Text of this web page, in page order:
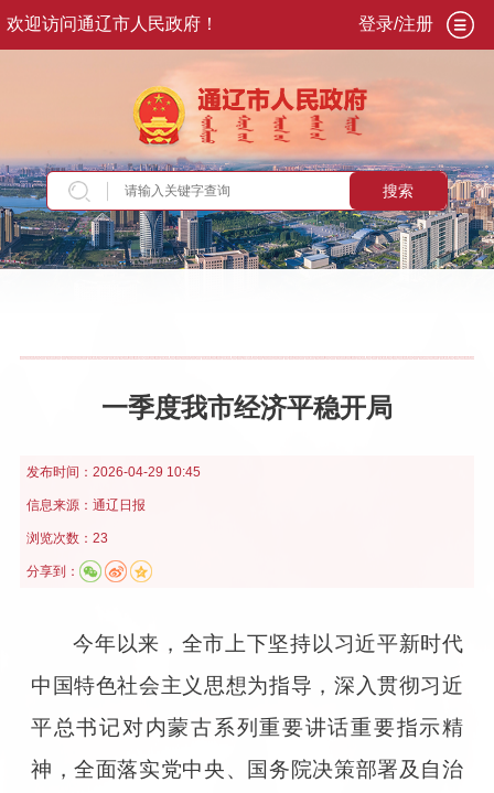
欢迎访问通辽市人民政府！ 登录/注册
搜索
当前位置：首页>走进通辽>发展通辽>产业经
一季度我市经济平稳开局
发布时间： 2026-04-29 10:45
信息来源： 通辽日报
浏览次数：23
分享到：
今年以来，全市上下坚持以习近平新时代
中国特色社会主义思想为指导，深入贯彻习近
平总书记对内蒙古系列重要讲话重要指示精
神，全面落实党中央、国务院决策部署及自治